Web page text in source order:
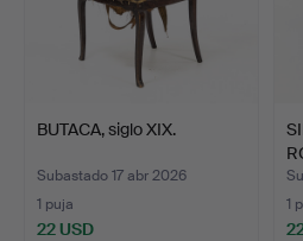
BUTACA, siglo XIX.
Subastado 17 abr 2026
1 puja
22 USD
1